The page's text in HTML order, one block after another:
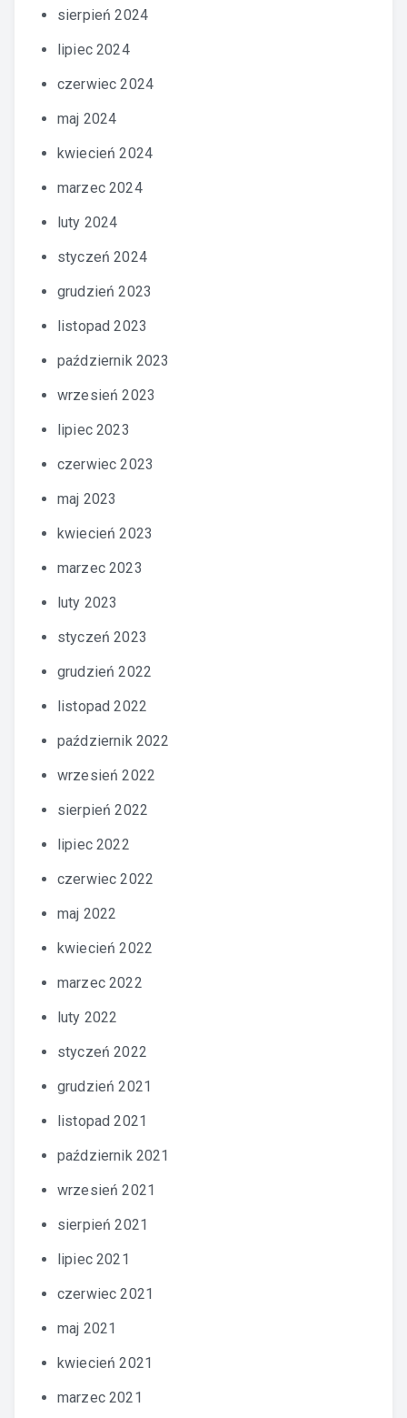
sierpień 2024
lipiec 2024
czerwiec 2024
maj 2024
kwiecień 2024
marzec 2024
luty 2024
styczeń 2024
grudzień 2023
listopad 2023
październik 2023
wrzesień 2023
lipiec 2023
czerwiec 2023
maj 2023
kwiecień 2023
marzec 2023
luty 2023
styczeń 2023
grudzień 2022
listopad 2022
październik 2022
wrzesień 2022
sierpień 2022
lipiec 2022
czerwiec 2022
maj 2022
kwiecień 2022
marzec 2022
luty 2022
styczeń 2022
grudzień 2021
listopad 2021
październik 2021
wrzesień 2021
sierpień 2021
lipiec 2021
czerwiec 2021
maj 2021
kwiecień 2021
marzec 2021